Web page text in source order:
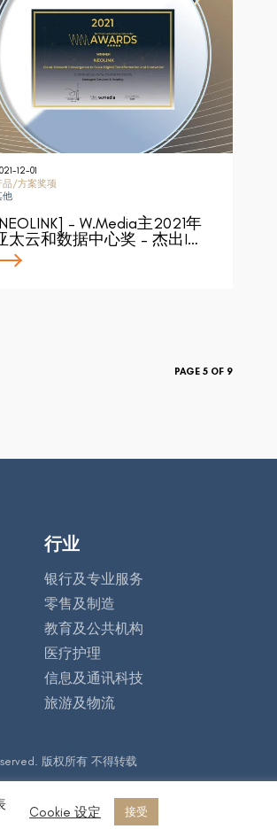
12-01
品/方案奖项
他
– W.Media主2021年
太云和数据中心奖 – 杰出I…
PAGE 5 OF 9
行业
银行及专业服务
零售及制造
教育及公共机构
医疗护理
信息及通讯科技
旅游及物流
版权所有 不得转载
Cookie 设定 接受